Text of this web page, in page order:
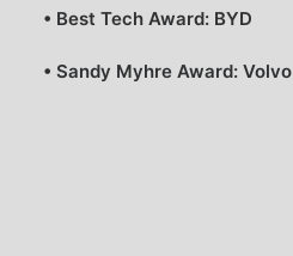
• Best Tech Award: BYD
• Sandy Myhre Award: Volvo